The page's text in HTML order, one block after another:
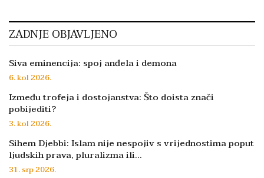
ZADNJE OBJAVLJENO
Siva eminencija: spoj anđela i demona
6. kol 2026.
Između trofeja i dostojanstva: Što doista znači
pobijediti?
3. kol 2026.
Sihem Djebbi: Islam nije nespojiv s vrijednostima poput
ljudskih prava, pluralizma ili…
31. srp 2026.